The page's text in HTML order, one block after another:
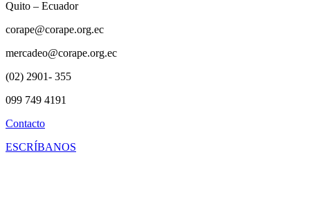
Quito – Ecuador
corape@corape.org.ec
mercadeo@corape.org.ec
(02) 2901- 355
099 749 4191
Contacto
ESCRÍBANOS